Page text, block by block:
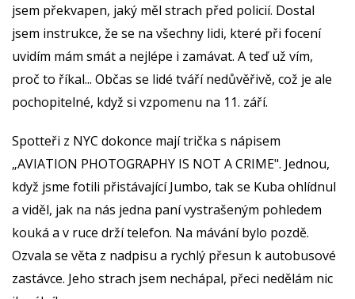
jsem překvapen, jaký měl strach před policií. Dostal
jsem instrukce, že se na všechny lidi, které při focení
uvidím mám smát a nejlépe i zamávat. A teď už vím,
proč to říkal... Občas se lidé tváří nedůvěřivě, což je ale
pochopitelné, když si vzpomenu na 11. září.
Spotteři z NYC dokonce mají trička s nápisem
„AVIATION PHOTOGRAPHY IS NOT A CRIME". Jednou,
když jsme fotili přistávající Jumbo, tak se Kuba ohlídnul
a viděl, jak na nás jedna paní vystrašeným pohledem
kouká a v ruce drží telefon. Na mávání bylo pozdě.
Ozvala se věta z nadpisu a rychlý přesun k autobusové
zastávce. Jeho strach jsem nechápal, přeci nedělám nic